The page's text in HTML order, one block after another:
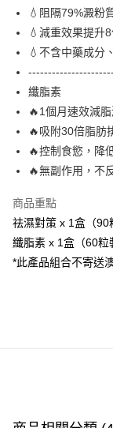
WeChat Pay
送貨方式
送貨到家/工商地址
每筆HK$50.00，滿
[指定產品] 送貨到
免運費
門市自取 (預計3個
免運費
易網遞+ (7-14個工
💧阻隔79%澱粉
💧減重效果提升
💧不含中藥成分
纖脂素
🔥1個月速效減
🔥吸附30倍脂肪
🔥控制食慾，降
🔥無副作用，不
商品重點
祛濕對策 x 1盒（90
纖脂素 x 1盒（60粒
*此產品組合不寄送